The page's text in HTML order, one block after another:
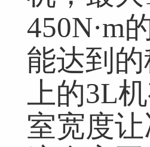
450N·m
能达到
上的3L
室宽度